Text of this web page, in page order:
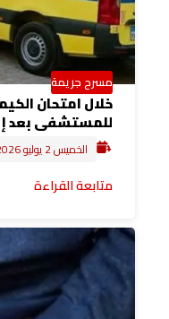
مسرح جريمة
خلال امتحان
للمستشفى بعد
الخميس 2 يوليو 2026 8:19 ص
متابعة القراءة